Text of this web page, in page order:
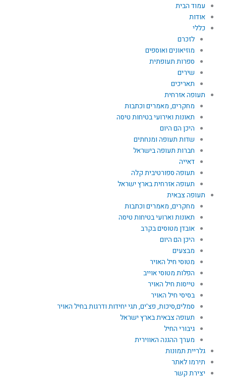
עמוד הבית
אודות
כללי
לזכרם
מוזיאונים ואוספים
ספרות תעופתית
שירים
תאריכים
תעופה אזרחית
מחקרים, מאמרים וכתבות
תאונות ואירועי בטיחות טיסה
היכן הם היום
שדות תעופה ומנחתים
חברות תעופה בישראל
דאייה
תעופה ספורטיבית קלה
תעופה אזרחית בארץ ישראל
תעופה צבאית
מחקרים, מאמרים וכתבות
תאונות וארועי בטיחות טיסה
אובדן מטוסים בקרב
היכן הם היום
מבצעים
מטוסי חיל האויר
הפלות מטוסי אוייב
טייסות חיל האויר
בסיסי חיל האויר
סמלים,סיכות, פצ'ים, תגי יחידות ודרגות בחיל האויר
תעופה צבאית בארץ ישראל
גיבורי החיל
מערך ההגנה האווירית
גלריית תמונות
תירמו לאתר
יצירת קשר